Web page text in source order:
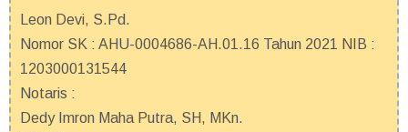
Leon Devi, S.Pd.
Nomor SK : AHU-0004686-AH.01.16 Tahun 2021 NIB :
1203000131544
Notaris :
Dedy Imron Maha Putra, SH, MKn.